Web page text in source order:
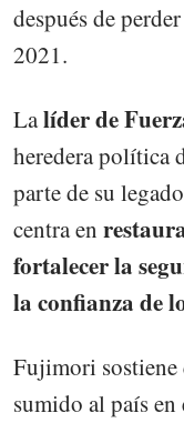
después de
2021.
Lalíder de
heredera política
parte de su
centra en
fortalecer la
la confianza de
Fujimori
sumido al país